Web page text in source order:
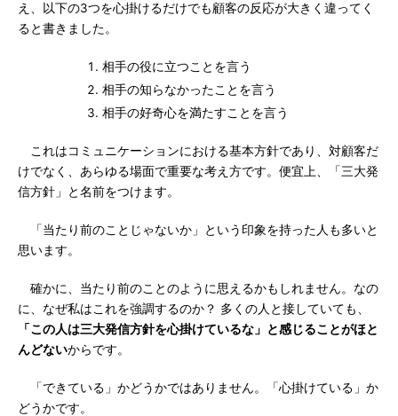
え、以下の3つを心掛けるだけでも顧客の反応が大きく違ってく
ると書きました。
相手の役に立つことを言う
相手の知らなかったことを言う
相手の好奇心を満たすことを言う
これはコミュニケーションにおける基本方針であり、対顧客だ
けでなく、あらゆる場面で重要な考え方です。便宜上、「三大発
信方針」と名前をつけます。
「当たり前のことじゃないか」という印象を持った人も多いと
思います。
確かに、当たり前のことのように思えるかもしれません。なの
に、なぜ私はこれを強調するのか？ 多くの人と接していても、
「この人は三大発信方針を心掛けているな」と感じることがほと
んどないからです。
「できている」かどうかではありません。「心掛けている」か
どうかです。